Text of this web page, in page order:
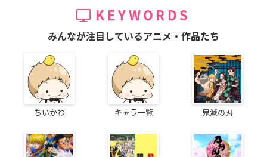
KEYWORDS
みんなが注目しているアニメ・作品たち
ちいかわ キャラ一覧 鬼滅の刃